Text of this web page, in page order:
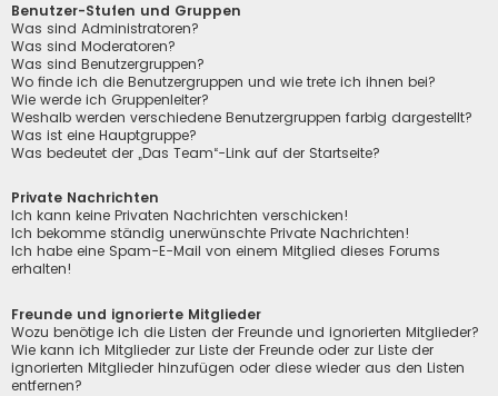
Benutzer-Stufen und Gruppen
Was sind Administratoren?
Was sind Moderatoren?
Was sind Benutzergruppen?
Wo finde ich die Benutzergruppen und wie trete ich ihnen bei?
Wie werde ich Gruppenleiter?
Weshalb werden verschiedene Benutzergruppen farbig dargestellt?
Was ist eine Hauptgruppe?
Was bedeutet der „Das Team“-Link auf der Startseite?
Private Nachrichten
Ich kann keine Privaten Nachrichten verschicken!
Ich bekomme ständig unerwünschte Private Nachrichten!
Ich habe eine Spam-E-Mail von einem Mitglied dieses Forums
erhalten!
Freunde und ignorierte Mitglieder
Wozu benötige ich die Listen der Freunde und ignorierten Mitglieder?
Wie kann ich Mitglieder zur Liste der Freunde oder zur Liste der
ignorierten Mitglieder hinzufügen oder diese wieder aus den Listen
entfernen?